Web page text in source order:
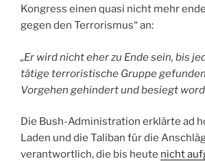
Kongress einen quasi nicht mehr
gegen den Terrorismus“ an:
„Er wird nicht eher zu Ende sein, bis
tätige terroristische Gruppe
Vorgehen gehindert und besiegt
Die Bush-Administration erklärte ad
Laden und die Taliban für die
verantwortlich, die bis heute nicht